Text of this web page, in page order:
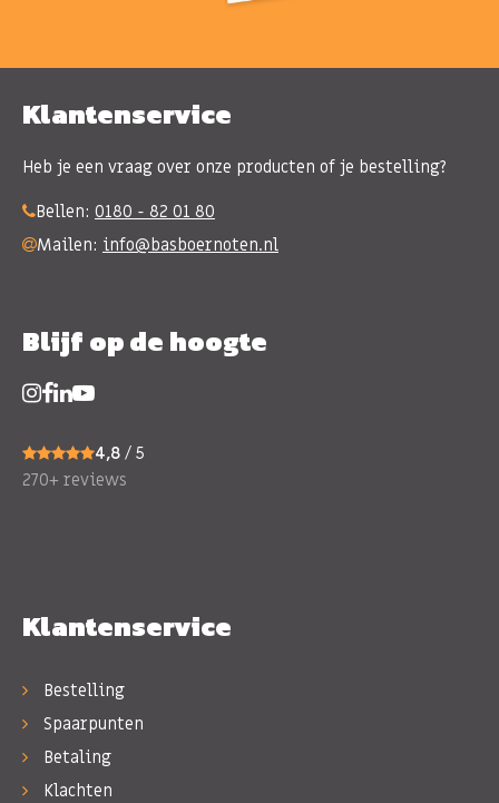
Klantenservice
Heb je een vraag over onze producten of je bestelling?
Bellen: 0180 - 82 01 80
Mailen: info@basboernoten.nl
Blijf op de hoogte
4,8 / 5
270+ reviews
Klantenservice
Bestelling
Spaarpunten
Betaling
Klachten